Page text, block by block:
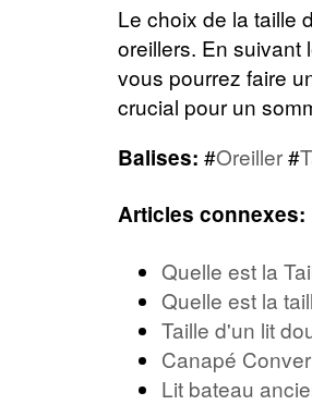
Le choix de la taille
oreillers. En suivant
vous pourrez faire
crucial pour un
Balises: #Oreiller#
Articles connexes:
Quelle est la
Quelle est la
Taille d'un lit
Canapé
Lit bateau